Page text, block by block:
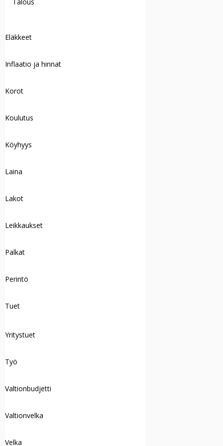
Eläkkeet
Inflaatio ja hinnat
Korot
Koulutus
Köyhyys
Laina
Lakot
Leikkaukset
Palkat
Perintö
Tuet
Yritystuet
Työ
Valtionbudjetti
Valtionvelka
Velka